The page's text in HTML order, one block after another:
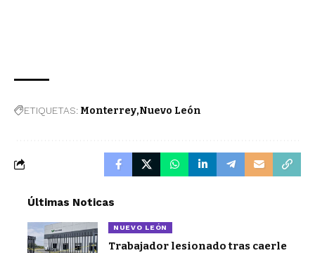
ETIQUETAS: Monterrey Nuevo León
Últimas Noticas
NUEVO LEÓN
Trabajador lesionado tras caerle